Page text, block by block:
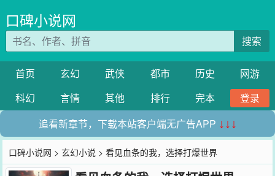
口碑小说网
搜索
首页 玄幻 武侠 都市 历史
网游
科幻
言情 其他 排行 完本
登录
追看新章节，下载本站客户端无广告APP ↓↓↓
口碑小说网 >玄幻小说 > 看见血条的我，选择打爆世界